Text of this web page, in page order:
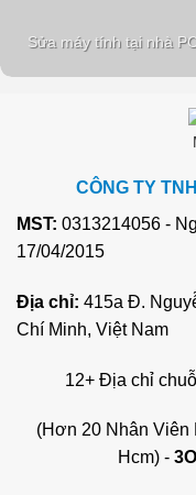
Sửa máy tính tại nhà
CÔNG TY
MST: 0313214056 -
17/04/2015
Địa chỉ: 415a Đ.
Chí Minh, Việt Nam
12+ Địa chỉ
(Hơn 20 Nhân Viên
Hcm) -